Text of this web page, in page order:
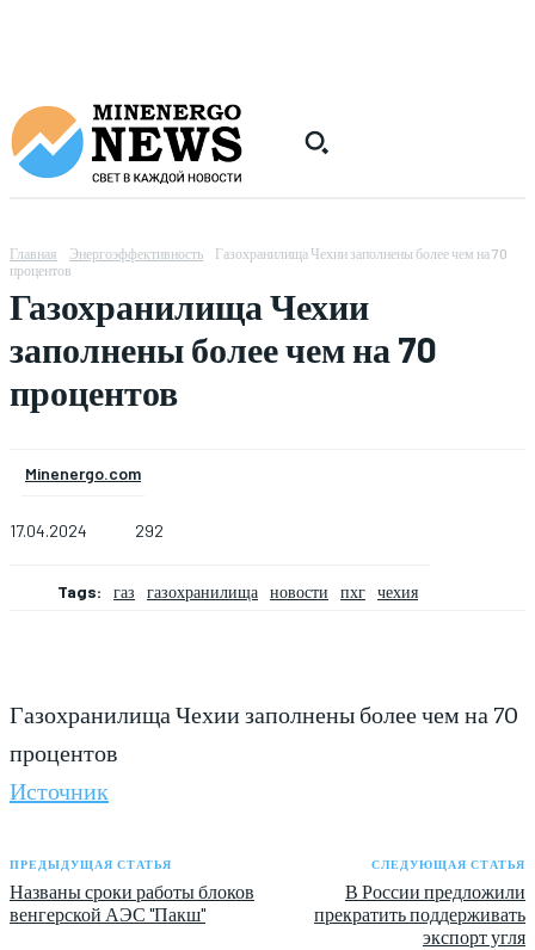
Главная Энергоэффективность
Газохранилища Чехии заполнены более чем на 70
процентов
Газохранилища Чехии
заполнены более чем на 70
процентов
Minenergo.com
17.04.2024 292
Tags: газ газохранилища новости пхг чехия
Газохранилища Чехии заполнены более чем на 70
процентов
Источник
ПРЕДЫДУЩАЯ СТАТЬЯ
Названы сроки работы блоков
венгерской АЭС "Пакш"
СЛЕДУЮЩАЯ СТАТЬЯ
В России предложили
прекратить поддерживать
экспорт угля